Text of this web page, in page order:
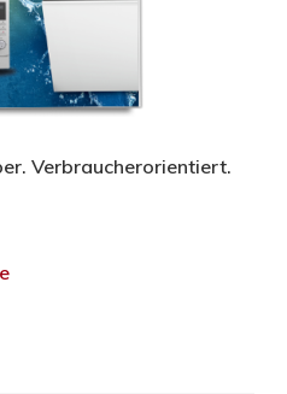
Verbraucherorientiert.